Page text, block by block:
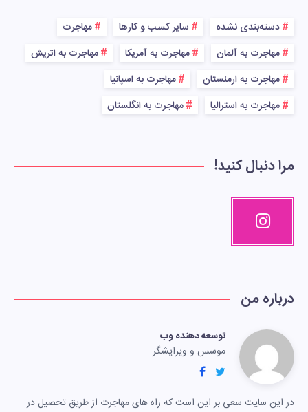
دسته‌بندی نشده سایر کسب و کارها
مهاجرت
مهاجرت به آلمان
مهاجرت به آمریکا
مهاجرت به اتریش
مهاجرت به ارمنستان
مهاجرت به اسپانیا
مهاجرت به استرالیا
مهاجرت به انگلستان
مرا دنبال کنید!
درباره من
توسعه دهنده وب
موسس و ویرایشگر
در این سایت سعی بر این است که راه های مهاجرت از طریق تحصیل در